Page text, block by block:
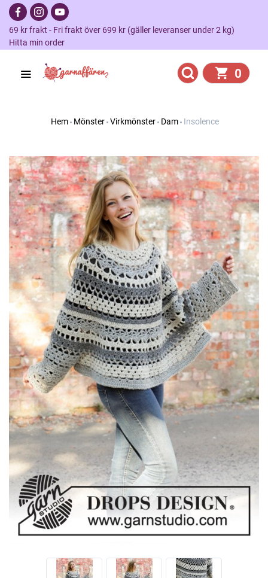
69 kr frakt - Fri frakt över 699 kr (gäller leveranser under 2 kg)
Hitta min order
0
Hem Mönster Virkmönster Dam Insolence